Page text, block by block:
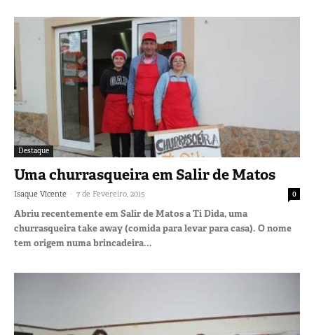
Destaque
Uma churrasqueira em Salir de Matos
Isaque Vicente - 7 de Fevereiro, 2015 0
Abriu recentemente em Salir de Matos a Ti Dida, uma
churrasqueira take away (comida para levar para casa). O nome
tem origem numa brincadeira...